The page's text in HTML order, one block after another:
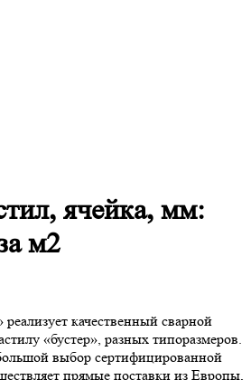
ячейка, мм:
м2
качественный сварной
«бустер», разных типоразмеров.
выбор сертифицированной
прямые поставки из Европы,